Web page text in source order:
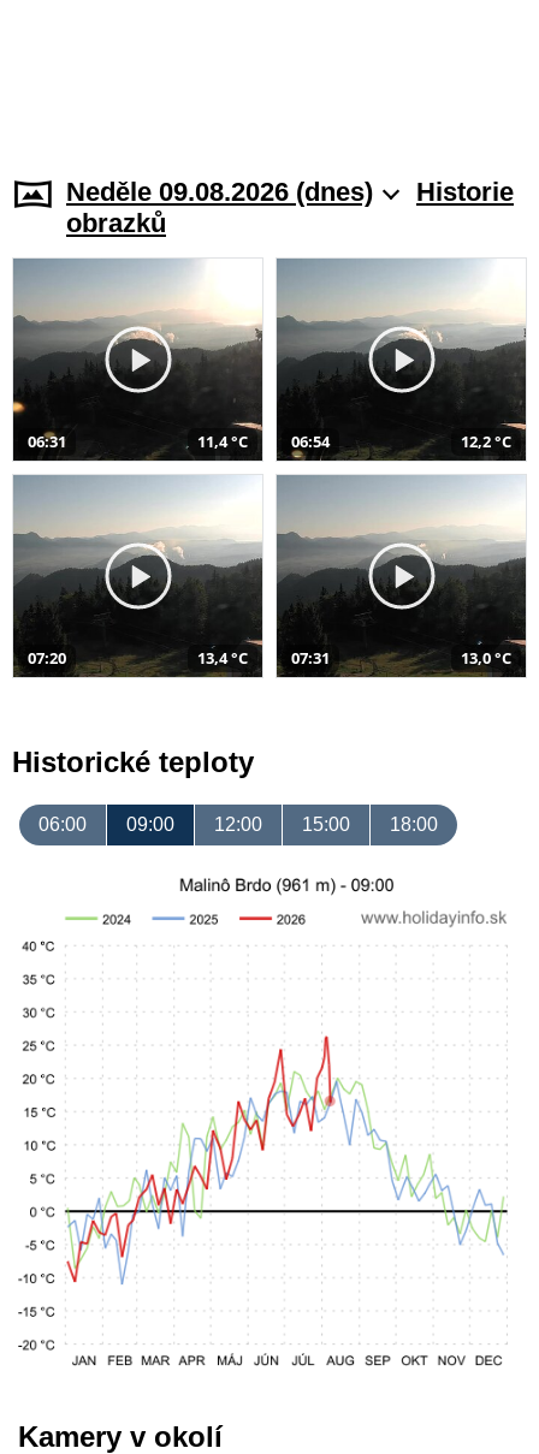
Neděle 09.08.2026 (dnes)
Historie
obrazků
06:31 11,4 °C 06:54 12,2 °C
07:20 13,4 °C 07:31 13,0 °C
Historické teploty
06:00 09:00 12:00 15:00 18:00
Kamery v okolí